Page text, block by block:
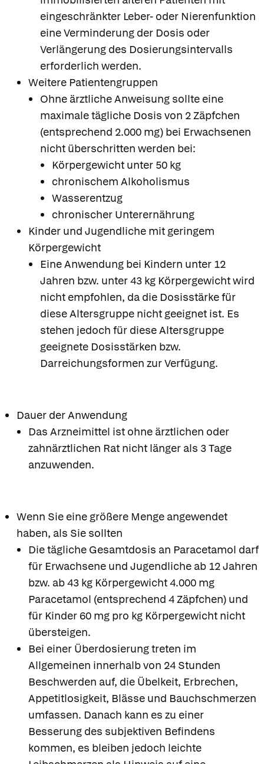
eingeschränkter Leber- oder Nierenfunktion
eine Verminderung der Dosis oder
Verlängerung des Dosierungsintervalls
erforderlich werden.
Weitere Patientengruppen
Ohne ärztliche Anweisung sollte eine
maximale tägliche Dosis von 2 Zäpfchen
(entsprechend 2.000 mg) bei Erwachsenen
nicht überschritten werden bei:
Körpergewicht unter 50 kg
chronischem Alkoholismus
Wasserentzug
chronischer Unterernährung
Kinder und Jugendliche mit geringem
Körpergewicht
Eine Anwendung bei Kindern unter 12
Jahren bzw. unter 43 kg Körpergewicht wird
nicht empfohlen, da die Dosisstärke für
diese Altersgruppe nicht geeignet ist. Es
stehen jedoch für diese Altersgruppe
geeignete Dosisstärken bzw.
Darreichungsformen zur Verfügung.
Dauer der Anwendung
Das Arzneimittel ist ohne ärztlichen oder
zahnärztlichen Rat nicht länger als 3 Tage
anzuwenden.
Wenn Sie eine größere Menge angewendet
haben, als Sie sollten
Die tägliche Gesamtdosis an Paracetamol darf
für Erwachsene und Jugendliche ab 12 Jahren
bzw. ab 43 kg Körpergewicht 4.000 mg
Paracetamol (entsprechend 4 Zäpfchen) und
für Kinder 60 mg pro kg Körpergewicht nicht
übersteigen.
Bei einer Überdosierung treten im
Allgemeinen innerhalb von 24 Stunden
Beschwerden auf, die Übelkeit, Erbrechen,
Appetitlosigkeit, Blässe und Bauchschmerzen
umfassen. Danach kann es zu einer
Besserung des subjektiven Befindens
kommen, es bleiben jedoch leichte